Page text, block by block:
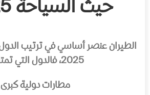
حيث السياحة 2025؟
الطيران عنصر أساسي في ترتيب
2025، فالدول التي تمتلك:
مطارات دولية كبرى